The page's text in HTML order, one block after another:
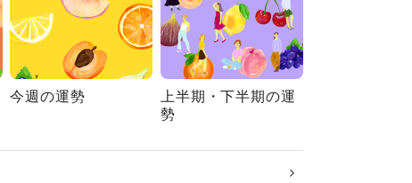
今週の運勢
上半期・下半期の運
勢